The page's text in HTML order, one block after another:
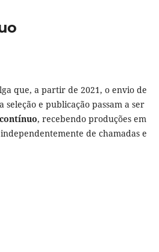
que, a partir de 2021, o envio de
e publicação passam a ser
, recebendo produções em
de chamadas e